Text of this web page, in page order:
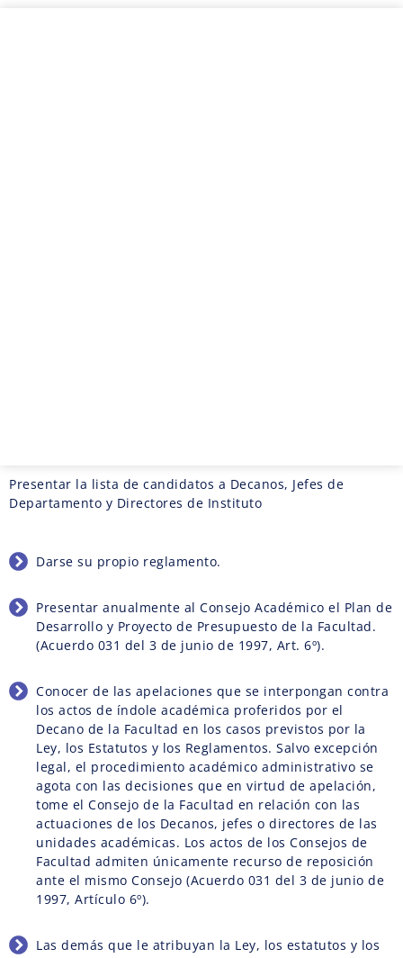
Presentar la lista de candidatos a Decanos, Jefes de
Departamento y Directores de Instituto
Darse su propio reglamento.
Presentar anualmente al Consejo Académico el Plan de
Desarrollo y Proyecto de Presupuesto de la Facultad.
(Acuerdo 031 del 3 de junio de 1997, Art. 6º).
Conocer de las apelaciones que se interpongan contra
los actos de índole académica proferidos por el
Decano de la Facultad en los casos previstos por la
Ley, los Estatutos y los Reglamentos. Salvo excepción
legal, el procedimiento académico administrativo se
agota con las decisiones que en virtud de apelación,
tome el Consejo de la Facultad en relación con las
actuaciones de los Decanos, jefes o directores de las
unidades académicas. Los actos de los Consejos de
Facultad admiten únicamente recurso de reposición
ante el mismo Consejo (Acuerdo 031 del 3 de junio de
1997, Artículo 6º).
Las demás que le atribuyan la Ley, los estatutos y los